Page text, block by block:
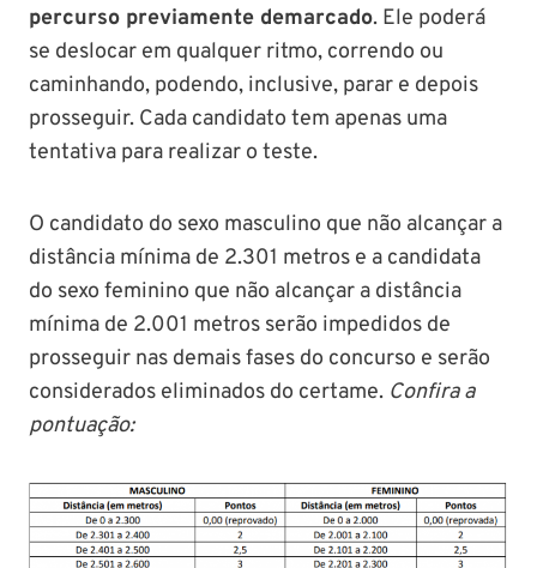
percurso previamente demarcado. Ele poderá
se deslocar em qualquer ritmo, correndo ou
caminhando, podendo, inclusive, parar e depois
prosseguir. Cada candidato tem apenas uma
tentativa para realizar o teste.
O candidato do sexo masculino que não alcançar a
distância mínima de 2.301 metros e a candidata
do sexo feminino que não alcançar a distância
mínima de 2.001 metros serão impedidos de
prosseguir nas demais fases do concurso e serão
considerados eliminados do certame. Confira a
pontuação: